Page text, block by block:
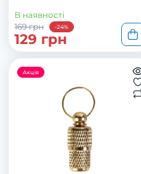
В наявності
169 грн
-24%
129 грн
Акція